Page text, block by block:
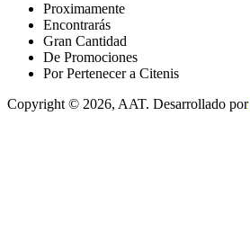
Proximamente
Encontrarás
Gran Cantidad
De Promociones
Por Pertenecer a Citenis
Copyright © 2026, AAT. Desarrollado por